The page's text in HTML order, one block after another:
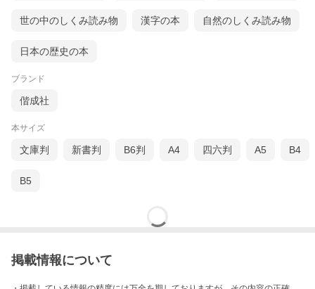
世の中のしくみ読み物 漢字の本 自然のしくみ読み物
日本の歴史の本
ブランド
偕成社
本サイズ
文庫判 新書判 B6判 A4 四六判 A5 B4
B5
掲載情報について